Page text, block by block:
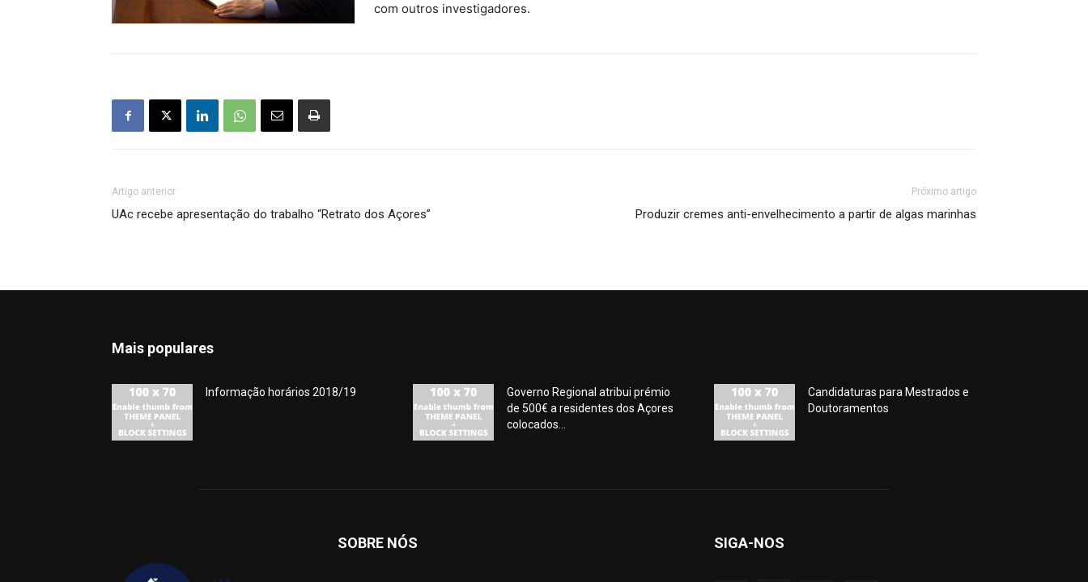
com outros investigadores.
Artigo anterior
UAc recebe apresentação do trabalho “Retrato dos Açores”
Próximo artigo
Produzir cremes anti-envelhecimento a partir de algas marinhas
Mais populares
Informação horários 2018/19
Governo Regional atribui prémio
de 500€ a residentes dos Açores
colocados...
Candidaturas para Mestrados e
Doutoramentos
SOBRE NÓS SIGA-NOS